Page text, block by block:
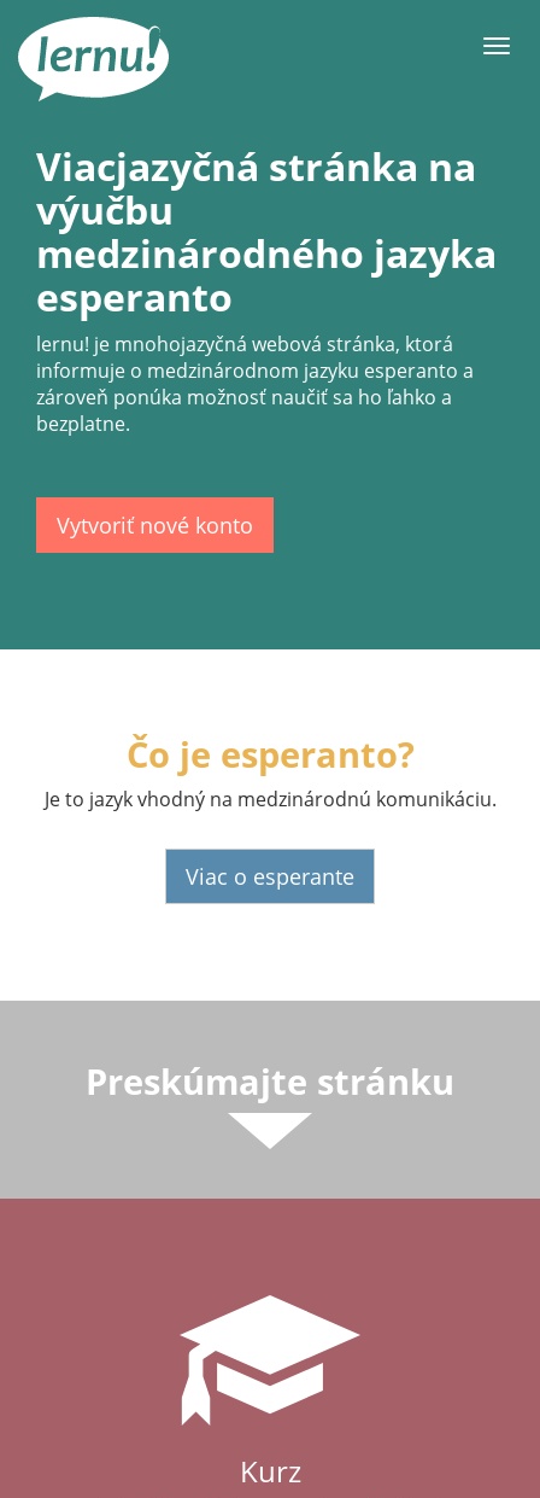
obsah
Viacjazyčná stránka na
výučbu
medzinárodného jazyka
esperanto
lernu! je mnohojazyčná webová stránka, ktorá
informuje o medzinárodnom jazyku esperanto a
zároveň ponúka možnosť naučiť sa ho ľahko a
bezplatne.
Vytvoriť nové konto
Čo je esperanto?
Je to jazyk vhodný na medzinárodnú komunikáciu.
Viac o esperante
Preskúmajte stránku
Kurz